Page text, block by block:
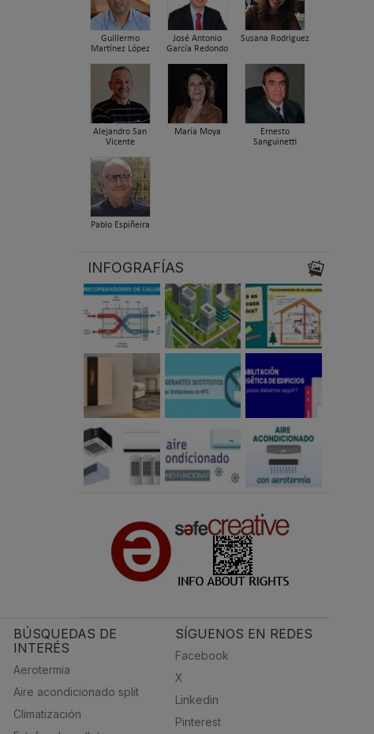
Guillermo
Martínez López
José Antonio
García Redondo
Susana Rodriguez
Alejandro San
Vicente
María Moya
Ernesto
Sanguinetti
Pablo Espiñeira
INFOGRAFÍAS
BÚSQUEDAS DE
INTERÉS
Aerotermia
Aire acondicionado split
Climatización
SÍGUENOS EN REDES
Facebook
X
Linkedin
Pinterest